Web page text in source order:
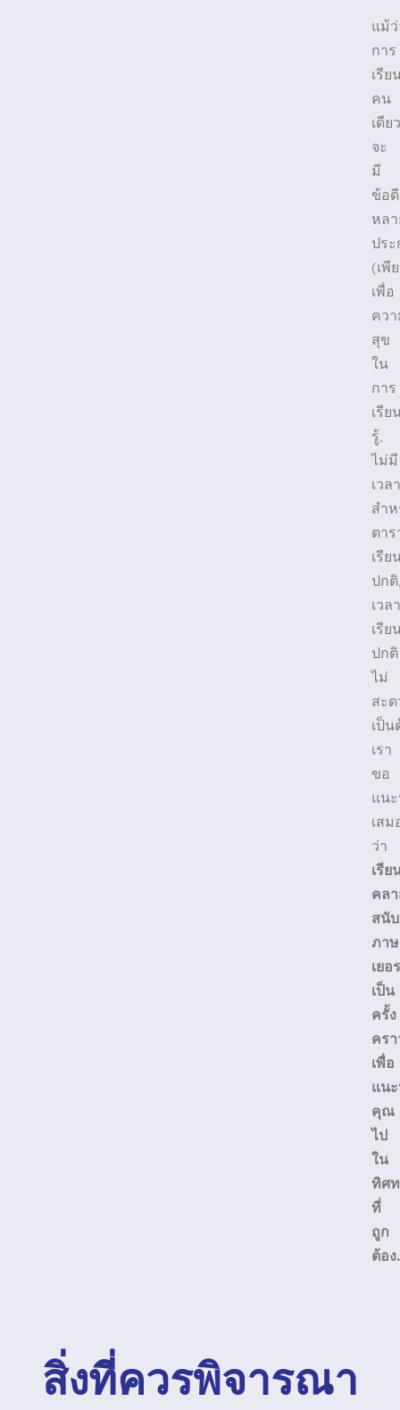
แม้ว่
การ
เรีย
คน
เดียว
จะ
มี
ข้อดี
หลา
ประ
(เพี
เพื่อ
คว
สุข
ใน
การ
เรีย
รู้,
ไม่มี
เวลา
สำ
ตาร
เรีย
ปกติ
เวลา
เรีย
ปกติ
ไม่
สะด
เป็น
เรา
ขอ
แน
เสม
ว่า
เรีย
คล
สนั
ภา
เยอ
เป็น
ครั้ง
ครา
เพื่อ
แน
คุณ
ไป
ใน
ทิศท
ที่
ถูก
ต้อง.
สิ่งที่ควรพิจารณา